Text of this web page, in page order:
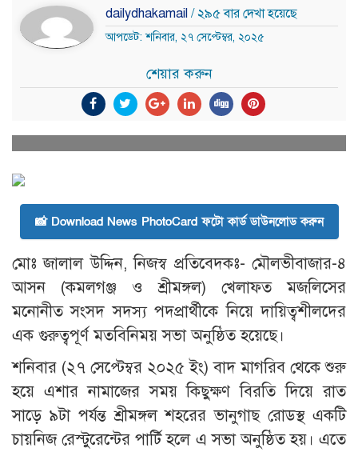
dailydhakamail / ২৯৫ বার দেখা হয়েছে
আপডেট: শনিবার, ২৭ সেপ্টেম্বর, ২০২৫
শেয়ার করুন
📸 Download News PhotoCard ফটো কার্ড ডাউনলোড করুন
মোঃ জালাল উদ্দিন, নিজস্ব প্রতিবেদকঃ- মৌলভীবাজার-৪
আসন (কমলগঞ্জ ও শ্রীমঙ্গল) খেলাফত মজলিসের
মনোনীত সংসদ সদস্য পদপ্রার্থীকে নিয়ে দায়িত্বশীলদের
এক গুরুত্বপূর্ণ মতবিনিময় সভা অনুষ্ঠিত হয়েছে।
শনিবার (২৭ সেপ্টেম্বর ২০২৫ ইং) বাদ মাগরিব থেকে শুরু
হয়ে এশার নামাজের সময় কিছুক্ষণ বিরতি দিয়ে রাত
সাড়ে ৯টা পর্যন্ত শ্রীমঙ্গল শহরের ভানুগাছ রোডস্থ একটি
চায়নিজ রেস্টুরেন্টের পার্টি হলে এ সভা অনুষ্ঠিত হয়। এতে